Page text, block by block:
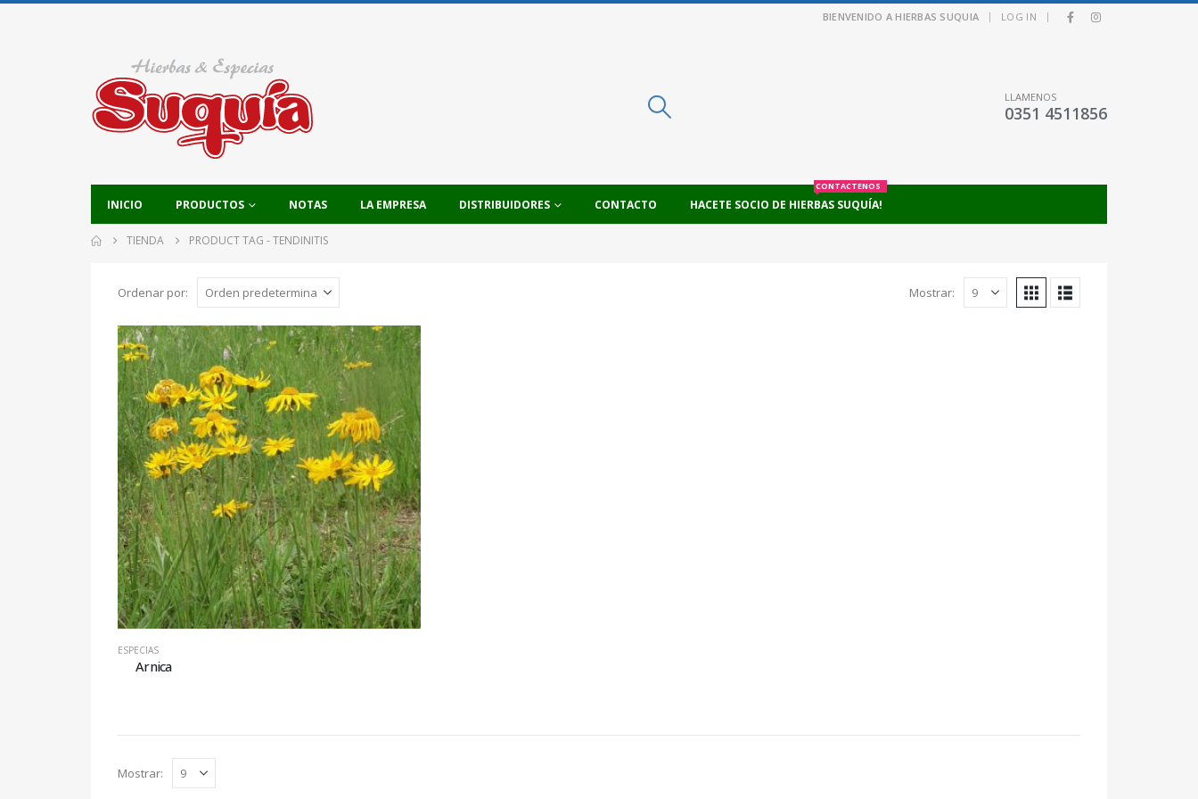
BIENVENIDO A HIERBAS SUQUIA | LOG IN |
LLAMENOS
0351 4511856
INICIO PRODUCTOS NOTAS LA EMPRESA DISTRIBUIDORES CONTACTO HACETE SOCIO DE HIERBAS SUQUÍA!
CONTACTENOS
TIENDA PRODUCT TAG -TENDINITIS
Ordenar por: Mostrar:
ESPECIAS
Arnica
Mostrar: